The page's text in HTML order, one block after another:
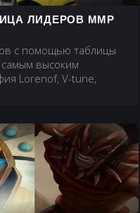
ЛИДЕРОВ ММР
с помощью таблицы
высоким
Lorenof, V-tune,